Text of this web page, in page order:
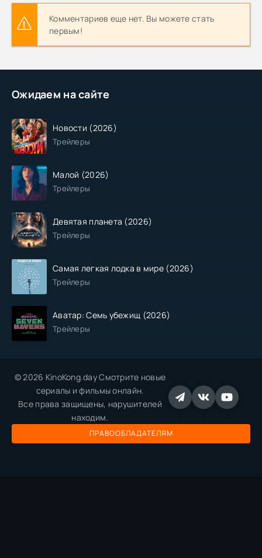
Ожидаем на сайте
Новости (2026)
Трейлеры
Малой (2026)
Трейлеры
Девятая планета (2026)
Трейлеры
Самая легкая лодка в мире (2026)
Трейлеры
Аватар: Семь убежищ (2026)
Трейлеры
Комментариев еще нет. Вы можете стать
первым!
© 2026 KinoKong.day Смотрите новые
сериалы и фильмы онлайн.
Все права защищены, нарушителей
находим.
ПРАВООБЛАДАТЕЛЯМ